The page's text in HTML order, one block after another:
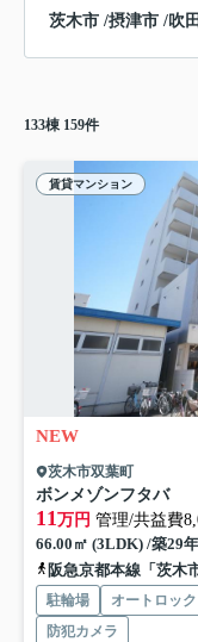
茨木市 /摂津市 /吹
133棟 159件
賃貸マンション
NEW
茨木市双葉町
ボンメゾンフタバ
11万円 管理/共益費
66.00㎡ (3LDK) /築29
阪急京都本線「茨木
駐輪場 オートロック
防犯カメラ